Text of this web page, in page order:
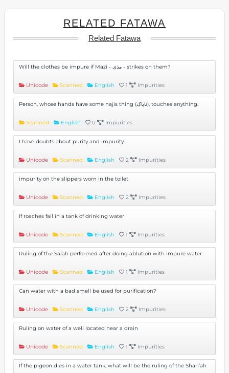
RELATED FATAWA
Related Fatawa
Will the clothes be impure if Mazi - مذی - strikes on them?
Unicode Scanned English 1 Impurities
Person, whose hands have some najis thing (ناپاک), touches anything.
Scanned English 0 Impurities
I have doubts about purity and impurity.
Unicode Scanned English 2 Impurities
impurity on the slippers worn in the toilet
Unicode Scanned English 2 Impurities
If roaches fall in a tank of drinking water
Unicode Scanned English 1 Impurities
Ruling of the Salah performed after doing ablution with impure water
Unicode Scanned English 1 Impurities
Can water with a bad smell be used for purification?
Unicode Scanned English 2 Impurities
Ruling on water of a well located near a drain
Unicode Scanned English 1 Impurities
If the pigeon dies in a water tank, what will be the ruling of the Shari’ah